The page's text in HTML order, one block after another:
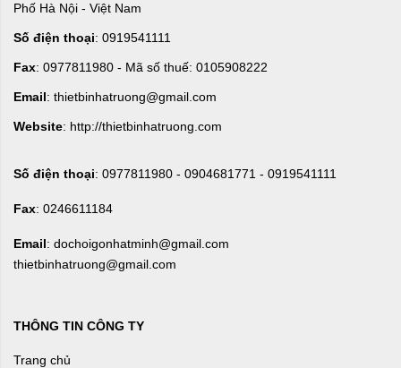
Phố Hà Nội - Việt Nam
Số điện thoại: 0919541111
Fax: 0977811980 - Mã số thuế: 0105908222
Email: thietbinhatruong@gmail.com
Website: http://thietbinhatruong.com
Số điện thoại: 0977811980 - 0904681771 - 0919541111
Fax: 0246611184
Email: dochoigonhatminh@gmail.com
thietbinhatruong@gmail.com
THÔNG TIN CÔNG TY
Trang chủ